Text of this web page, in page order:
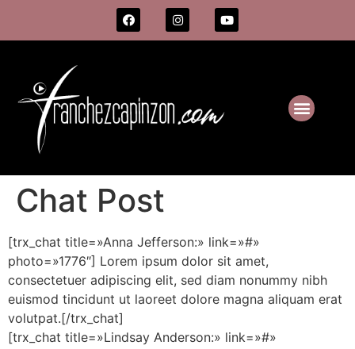
Chat Post
[trx_chat title=»Anna Jefferson:» link=»#»
photo=»1776″] Lorem ipsum dolor sit amet,
consectetuer adipiscing elit, sed diam nonummy nibh
euismod tincidunt ut laoreet dolore magna aliquam erat
volutpat.[/trx_chat]
[trx_chat title=»Lindsay Anderson:» link=»#»